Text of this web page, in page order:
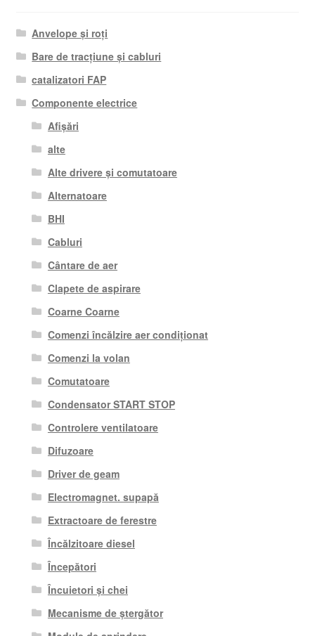
Anvelope și roți
Bare de tracțiune și cabluri
catalizatori FAP
Componente electrice
Afișări
alte
Alte drivere și comutatoare
Alternatoare
BHI
Cabluri
Cântare de aer
Clapete de aspirare
Coarne Coarne
Comenzi încălzire aer condiționat
Comenzi la volan
Comutatoare
Condensator START STOP
Controlere ventilatoare
Difuzoare
Driver de geam
Electromagnet. supapă
Extractoare de ferestre
Încălzitoare diesel
Începători
Încuietori și chei
Mecanisme de ștergător